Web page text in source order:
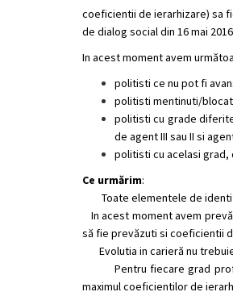
coeficientii de ierarhizare) sa
de dialog social din 16 mai
In acest moment avem urmă
politisti ce nu pot fi
politisti mentinuti/
politisti cu grade
de agent III sau II si
politisti cu acelasi
Ce urmărim:
Toate elementele de
In acest moment avem prevă
să fie prevăzuti si coeficientii
Evolutia in carieră nu
Pentru fiecare grad
maximul coeficientilor de